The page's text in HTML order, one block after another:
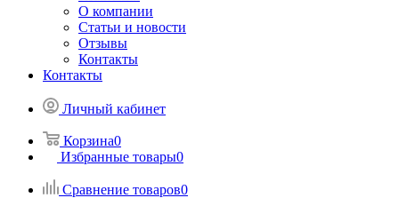
О компании
Статьи и новости
Отзывы
Контакты
Контакты
Личный кабинет
Корзина0
Избранные товары0
Сравнение товаров0